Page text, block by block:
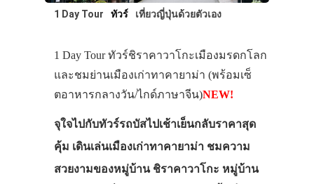
1 Day Tour ทัวร์ เที่ยวญี่ปุ่นด้วยตัวเอง
1 Day Tour ทัวร์ชิราคาวาโกะเมืองมรดกโลก
และชมย่านเมืองเก่าทาคายาม่า (พร้อมเซ็
ตอาหารกลางวัน/ไกด์ภาษาจีน)NEW!
จุใจไปกับทัวร์รถบัสไปเช้าเย็นกลับราคาสุด
คุ้ม เดินเล่นเมืองเก่าทาคายาม่า ชมความ
สวยงามของหมู่บ้าน ชิราคาวาโกะ หมู่บ้าน